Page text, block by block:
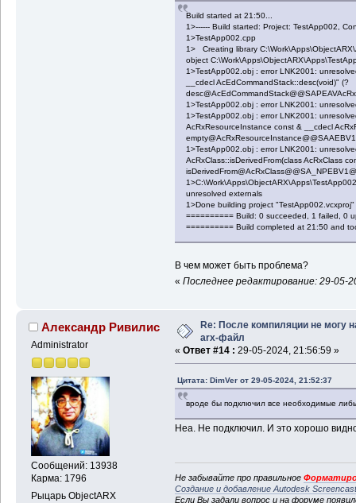
Build started at 21:50...
1>------ Build started: Project: TestApp002,
1>TestApp002.cpp
1> Creating library
object
1>TestApp002.obj : error LNK2001:
__cdecl AcEdCommandStack::desc(void)" (?
1>TestApp002.obj : error LNK2001:
1>TestApp002.obj : error LNK2001:
AcRxResourceInstance const & __cdecl
1>TestApp002.obj : error LNK2001:
AcRxClass::isDerivedFrom(class AcRxClass
unresolved externals
1>Done building project "TestApp002.vcxproj"
========== Build: 0 succeeded, 1 failed, 0
========== Build completed at 21:50 and
В чем может быть проблема?
« Последнее редактирование: 29-05-
Александр Ривилис
Administrator
Сообщений: 13938
Карма: 1796
Рыцарь ObjectARX
Re: После компиляции не могу
arx-файл
« Ответ #14 : 29-05-2024, 21:56:59 »
Цитата: DimVer от 29-05-2024, 21:52:37
вроде бы подключил все необходимые
Неа. Не подключил. И это хорошо
Не забывайте про правильное
Создание и добавление Autodesk
Если Вы задали вопрос и на форуме